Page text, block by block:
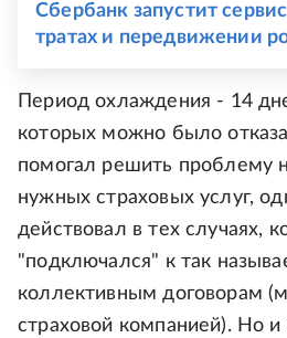
Сбербанк запустит
тратах и передвижении
Период охлаждения - 14
которых можно было
помогал решить проблему
нужных страховых услуг,
действовал в тех случаях,
"подключался" к так
коллективным договорам
страховой компанией). Но